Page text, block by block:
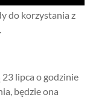
do korzystania z
lipca o godzinie
będzie ona